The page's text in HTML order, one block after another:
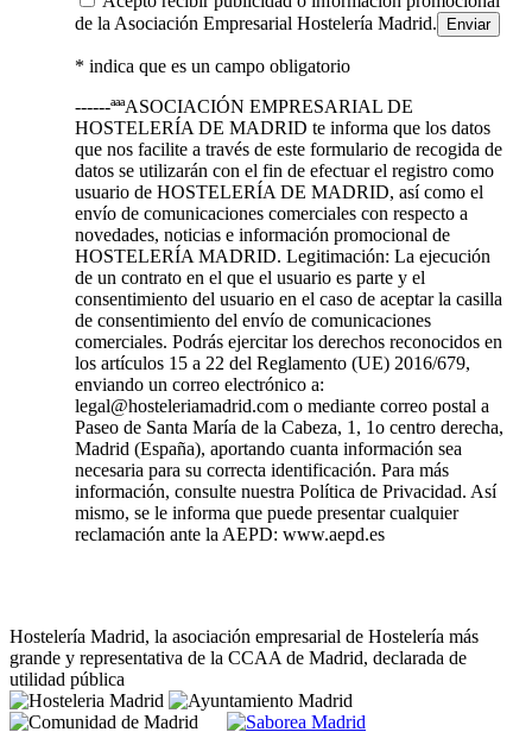
de la Asociación Empresarial Hostelería Madrid.
* indica que es un campo obligatorio
------ªªªASOCIACIÓN EMPRESARIAL DE
HOSTELERÍA DE MADRID te informa que los datos
que nos facilite a través de este formulario de recogida de
datos se utilizarán con el fin de efectuar el registro como
usuario de HOSTELERÍA DE MADRID, así como el
envío de comunicaciones comerciales con respecto a
novedades, noticias e información promocional de
HOSTELERÍA MADRID. Legitimación: La ejecución
de un contrato en el que el usuario es parte y el
consentimiento del usuario en el caso de aceptar la casilla
de consentimiento del envío de comunicaciones
comerciales. Podrás ejercitar los derechos reconocidos en
los artículos 15 a 22 del Reglamento (UE) 2016/679,
enviando un correo electrónico a:
legal@hosteleriamadrid.com o mediante correo postal a
Paseo de Santa María de la Cabeza, 1, 1o centro derecha,
Madrid (España), aportando cuanta información sea
necesaria para su correcta identificación. Para más
información, consulte nuestra Política de Privacidad. Así
mismo, se le informa que puede presentar cualquier
reclamación ante la AEPD: www.aepd.es
Hostelería Madrid, la asociación empresarial de Hostelería más
grande y representativa de la CCAA de Madrid, declarada de
utilidad pública